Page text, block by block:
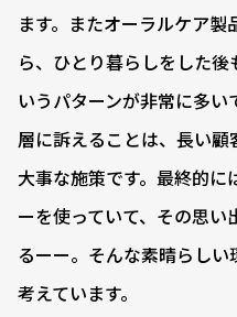
ます。またオーラルケア
ら、ひとり暮らしをした
いうパターンが非常に多
層に訴えることは、長い
大事な施策です。最終的に
ーを使っていて、その思
るーー。そんな素晴らし
考えています。